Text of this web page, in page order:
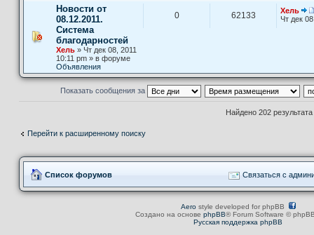
Новости от
08.12.2011.
Система
благодарностей
Хель » Чт дек 08, 2011
10:11 pm » в форуме
Объявления
0 62133
Хель
Чт дек
Показать сообщения за
Найдено 202 результата
Перейти к расширенному поиску
Список форумов Связаться с
Aerostyle developed for phpBB
Создано на основе phpBB® Forum Software ©
Русская поддержка phpBB